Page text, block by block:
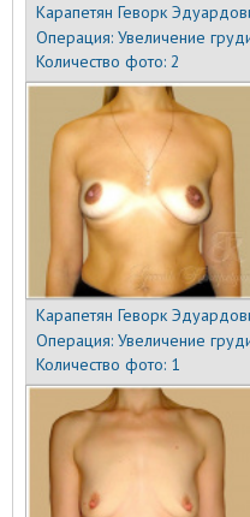
Карапетян Геворк
Операция:Увеличение
Количество фото:2
Карапетян Геворк
Операция:Увеличение
Количество фото: 1